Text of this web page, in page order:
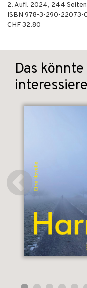
2. Aufl. 2024, 244
ISBN 978-3-290-22073-0
CHF 32.80
Das